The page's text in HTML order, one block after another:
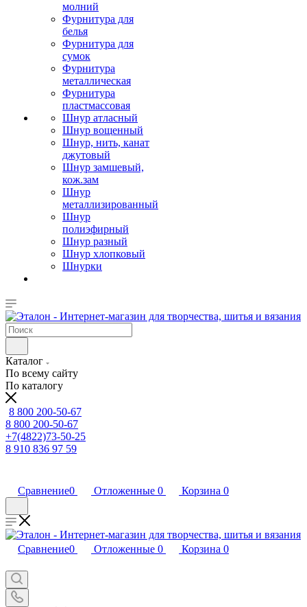
молний
Фурнитура для
белья
Фурнитура для
сумок
Фурнитура
металлическая
Фурнитура
пластмассовая
Шнур атласный
Шнур вощенный
Шнур, нить, канат
джутовый
Шнур замшевый,
кож.зам
Шнур
металлизированный
Шнур
полиэфирный
Шнур разный
Шнур хлопковый
Шнурки
Каталог
По всему сайту
По каталогу
8 800 200-50-67
8 800 200-50-67
+7(4822)73-50-25
8 910 836 97 59
Сравнение0 Отложенные 0 Корзина 0
Сравнение0 Отложенные 0 Корзина 0